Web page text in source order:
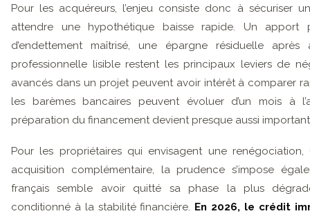
Pour les acquéreurs, l’enjeu consiste donc à sécuriser
attendre une hypothétique baisse rapide. Un apport
d’endettement maîtrisé, une épargne résiduelle
professionnelle lisible restent les principaux leviers de
avancés dans un projet peuvent avoir intérêt à comparer
les barèmes bancaires peuvent évoluer d’un mois à
préparation du financement devient presque aussi
Pour les propriétaires qui envisagent une
acquisition complémentaire, la prudence s’impose
français semble avoir quitté sa phase la plus
conditionné à la stabilité financière. En 2026, le crédit